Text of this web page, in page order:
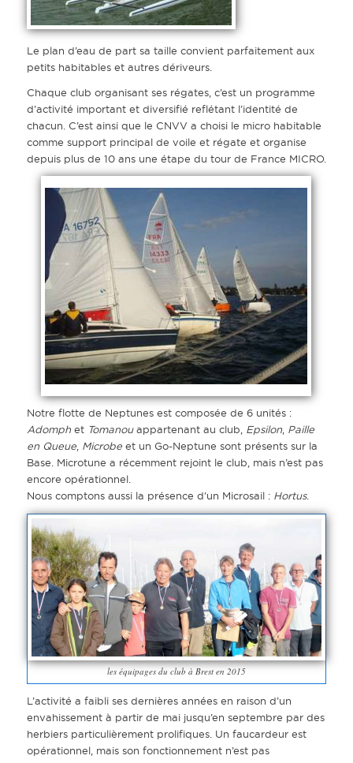
Le plan d’eau de part sa taille convient parfaitement aux
petits habitables et autres dériveurs.
Chaque club organisant ses régates, c’est un programme
d’activité important et diversifié reflétant l’identité de
chacun. C’est ainsi que le CNVV a choisi le micro habitable
comme support principal de voile et régate et organise
depuis plus de 10 ans une étape du tour de France MICRO.
Notre flotte de Neptunes est composée de 6 unités :
Adomphet Tomanouappartenant au club, Epsilon, Paille
en Queue, Microbeet un Go-Neptune sont présents sur la
Base. Microtune a récemment rejoint le club, mais n’est pas
encore opérationnel.
Nous comptons aussi la présence d’un Microsail : Hortus.
les équipages du club à Brest en 2015
L’activité a faibli ses dernières années en raison d’un
envahissement à partir de mai jusqu’en septembre par des
herbiers particulièrement prolifiques. Un faucardeur est
opérationnel, mais son fonctionnement n’est pas